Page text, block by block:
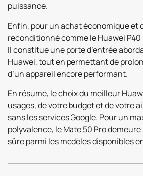
puissance.
Enfin, pour un achat économique et
reconditionné comme le Huawei
Il constitue une porte d’entrée
Huawei, tout en permettant de
d’un appareil encore performant.
En résumé, le choix du meilleur
usages, de votre budget et de votre
sans les services Google. Pour un
polyvalence, le Mate 50 Pro
sûre parmi les modèles disponibles